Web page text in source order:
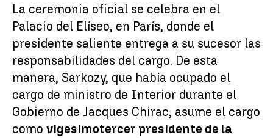
La ceremonia oficial se celebra en el
Palacio del Elíseo, en París, donde el
presidente saliente entrega a su sucesor las
responsabilidades del cargo. De esta
manera, Sarkozy, que había ocupado el
cargo de ministro de Interior durante el
Gobierno de Jacques Chirac, asume el cargo
como vigesimotercer presidente de la